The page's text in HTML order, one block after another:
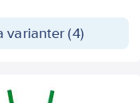
varianter (4)